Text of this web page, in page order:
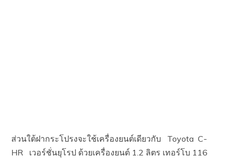
ส่วนใต้ฝากระโปรงจะใช้เครื่องยนต์เดียวกับ Toyota C-
HR เวอร์ชั่นยุโรป ด้วยเครื่องยนต์ 1.2 ลิตร เทอร์โบ 116